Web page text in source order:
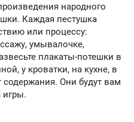
народного
Каждая пестушка
или процессу:
умывалочке,
плакаты-потешки в
у кроватки, на кухне, в
Они будут вам
игры.